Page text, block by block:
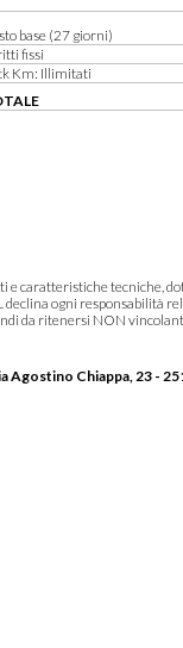
base (27 giorni)
fissi
Km: Illimitati
e caratteristiche tecniche,
declina ogni responsabilità
da ritenersi NON
Agostino Chiappa, 23 -